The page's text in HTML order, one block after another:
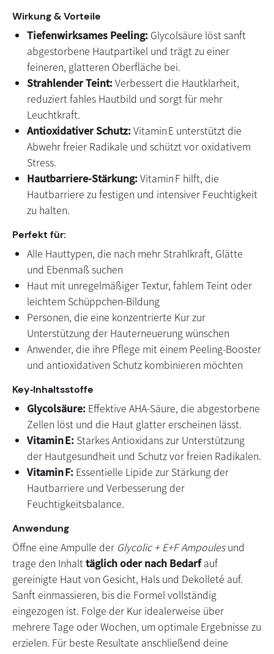
Wirkung & Vorteile
Tiefenwirksames Peeling: Glycolsäure löst sanft
abgestorbene Hautpartikel und trägt zu einer
feineren, glatteren Oberfläche bei.
Strahlender Teint:Verbessert die Hautklarheit,
reduziert fahles Hautbild und sorgt für mehr
Leuchtkraft.
Antioxidativer Schutz:Vitamin E unterstützt die
Abwehr freier Radikale und schützt vor oxidativem
Stress.
Hautbarriere‑Stärkung:Vitamin F hilft, die
Hautbarriere zu festigen und intensiver Feuchtigkeit
zu halten.
Perfekt für:
Alle Hauttypen, die nach mehr Strahlkraft, Glätte
und Ebenmaß suchen
Haut mit unregelmäßiger Textur, fahlem Teint oder
leichtem Schüppchen‑Bildung
Personen, die eine konzentrierte Kur zur
Unterstützung der Hauterneuerung wünschen
Anwender, die ihre Pflege mit einem Peeling‑Booster
und antioxidativen Schutz kombinieren möchten
Key‑Inhaltsstoffe
Glycolsäure: Effektive AHA‑Säure, die abgestorbene
Zellen löst und die Haut glatter erscheinen lässt.
Vitamin E: Starkes Antioxidans zur Unterstützung
der Hautgesundheit und Schutz vor freien Radikalen.
Vitamin F: Essentielle Lipide zur Stärkung der
Hautbarriere und Verbesserung der
Feuchtigkeitsbalance.
Anwendung
Öffne eine Ampulle der Glycolic + E+F Ampoulesund
trage den Inhalttäglich oder nach Bedarfauf
gereinigte Haut von Gesicht, Hals und Dekolleté auf.
Sanft einmassieren, bis die Formel vollständig
eingezogen ist. Folge der Kur idealerweise über
mehrere Tage oder Wochen, um optimale Ergebnisse zu
erzielen. Für beste Resultate anschließend deine